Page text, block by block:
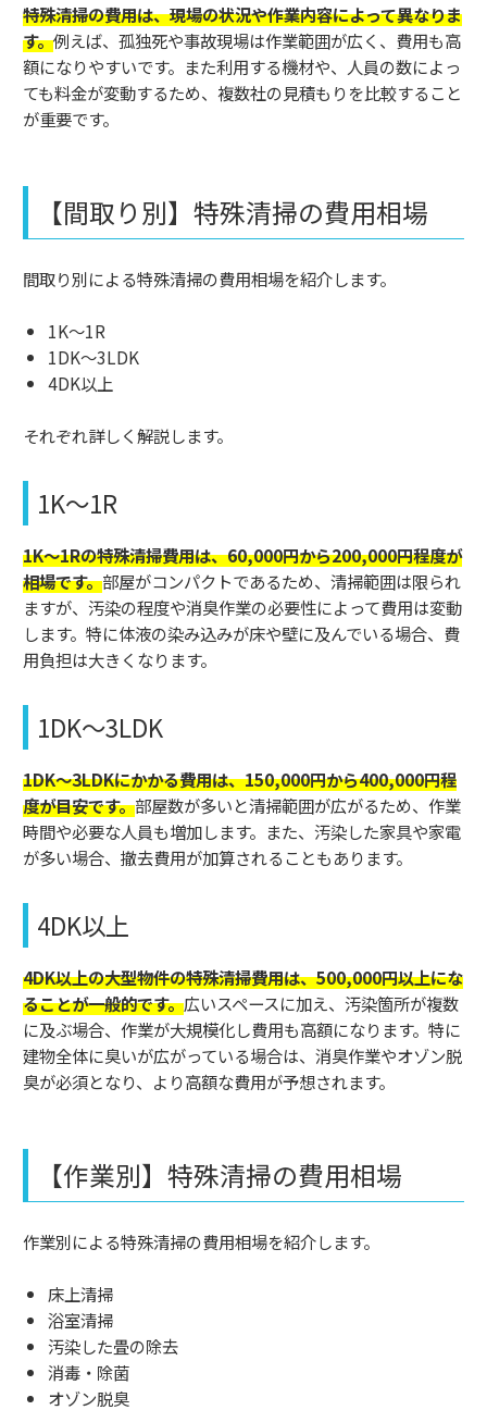
特殊清掃の費用は、現場の状況や作業内容によって異なりま
す。例えば、孤独死や事故現場は作業範囲が広く、費用も高
額になりやすいです。また利用する機材や、人員の数によっ
ても料金が変動するため、複数社の見積もりを比較すること
が重要です。
【間取り別】特殊清掃の費用相場
間取り別による特殊清掃の費用相場を紹介します。
1K～1R
1DK～3LDK
4DK以上
それぞれ詳しく解説します。
1K～1R
1K～1Rの特殊清掃費用は、60,000円から200,000円程度が
相場です。部屋がコンパクトであるため、清掃範囲は限られ
ますが、汚染の程度や消臭作業の必要性によって費用は変動
します。特に体液の染み込みが床や壁に及んでいる場合、費
用負担は大きくなります。
1DK～3LDK
1DK〜3LDKにかかる費用は、150,000円から400,000円程
度が目安です。部屋数が多いと清掃範囲が広がるため、作業
時間や必要な人員も増加します。また、汚染した家具や家電
が多い場合、撤去費用が加算されることもあります。
4DK以上
4DK以上の大型物件の特殊清掃費用は、500,000円以上にな
ることが一般的です。広いスペースに加え、汚染箇所が複数
に及ぶ場合、作業が大規模化し費用も高額になります。特に
建物全体に臭いが広がっている場合は、消臭作業やオゾン脱
臭が必須となり、より高額な費用が予想されます。
【作業別】特殊清掃の費用相場
作業別による特殊清掃の費用相場を紹介します。
床上清掃
浴室清掃
汚染した畳の除去
消毒・除菌
オゾン脱臭